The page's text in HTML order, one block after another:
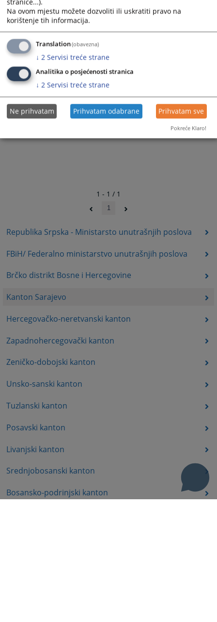
Republika Srpska - Ministarsto unutrašnjih poslova
FBiH/ Federalno ministarstvo unutrašnjih poslova
Brčko distrikt Bosne i Hercegovine
Kanton Sarajevo
Hercegovačko-neretvanski kanton
Zapadnohercegovački kanton
Zeničko-dobojski kanton
Unsko-sanski kanton
Tuzlanski kanton
Posavski kanton
Livanjski kanton
Srednjobosanski kanton
Bosansko-podrinjski kanton
1 - 1 / 1
1
stranice...).
Na ovom mjestu možete dozvoliti ili uskratiti pravo na
korištenje tih informacija.
Translation(obavezna)
↓ 2 Servisi treće strane
Analitika o posjećenosti stranica
↓ 2 Servisi treće strane
Ne prihvatam Prihvatam odabrane Prihvatam sve
Pokreće Klaro!